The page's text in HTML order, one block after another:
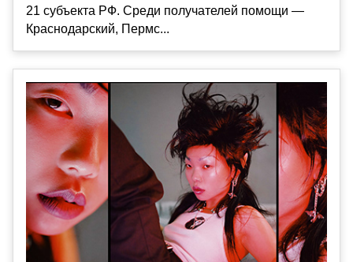
21 субъекта РФ. Среди получателей помощи —
Краснодарский, Пермс...